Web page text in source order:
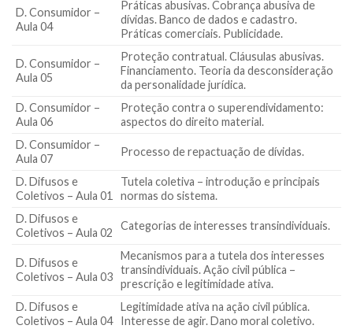
D. Consumidor –
Aula 04
Práticas abusivas. Cobrança abusiva de
dívidas. Banco de dados e cadastro.
Práticas comerciais. Publicidade.
D. Consumidor –
Aula 05
Proteção contratual. Cláusulas abusivas.
Financiamento. Teoria da desconsideração
da personalidade jurídica.
D. Consumidor –
Aula 06
Proteção contra o superendividamento:
aspectos do direito material.
D. Consumidor –
Aula 07
Processo de repactuação de dívidas.
D. Difusos e
Coletivos – Aula 01
Tutela coletiva – introdução e principais
normas do sistema.
D. Difusos e
Coletivos – Aula 02
Categorias de interesses transindividuais.
D. Difusos e
Coletivos – Aula 03
Mecanismos para a tutela dos interesses
transindividuais. Ação civil pública –
prescrição e legitimidade ativa.
D. Difusos e
Coletivos – Aula 04
Legitimidade ativa na ação civil pública.
Interesse de agir. Dano moral coletivo.